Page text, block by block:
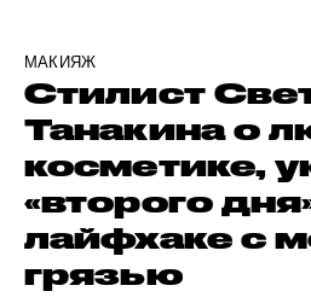
МАКИЯЖ
Стилист
Танакина о
косметике,
«второго
лайфхаке с
грязью